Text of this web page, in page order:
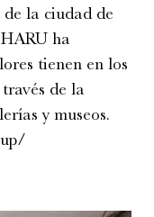
la ciudad de
ha
tienen en los
de la
y museos.